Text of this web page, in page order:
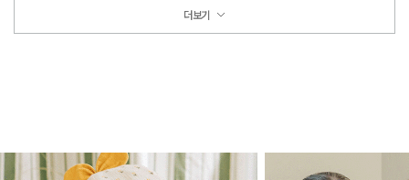
더보기